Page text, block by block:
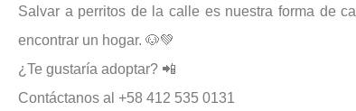
Salvar a perritos de la calle es nuestra forma de
encontrar un hogar. 🐶💚
¿Te gustaría adoptar? 📲
Contáctanos al +58 412 535 0131